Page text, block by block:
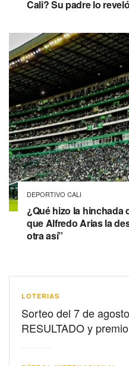
Cali? Su padre lo reveló
DEPORTIVO CALI
¿Qué hizo la hinchada
que Alfredo Arias la
otra así”
LOTERIAS
Sorteo del 7 de
RESULTADO y